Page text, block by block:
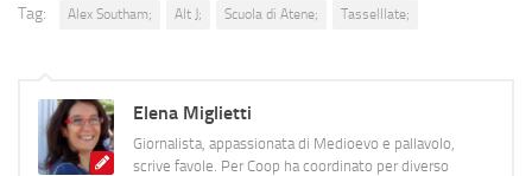
Tag: Alex Southam; Alt J; Scuola di Atene; Tasselllate;
Elena Miglietti
Giornalista, appassionata di Medioevo e pallavolo,
scrive favole. Per Coop ha coordinato per diverso